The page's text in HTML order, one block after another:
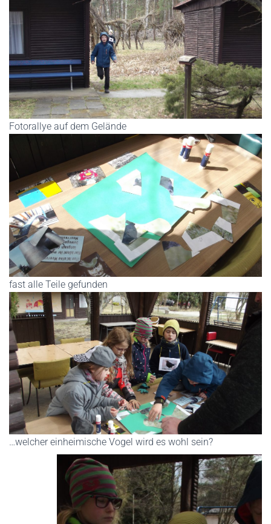
Fotorallye auf dem Gelände
fast alle Teile gefunden
…welcher einheimische Vogel wird es wohl sein?